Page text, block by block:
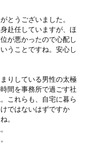
とうございました。
赴任していますが、ほ
が悪かったので心配し
うことですね。安心し
りしている男性の太極
間を事務所で過ごす社
これらも、自宅に暮ら
ではないはずですか
。